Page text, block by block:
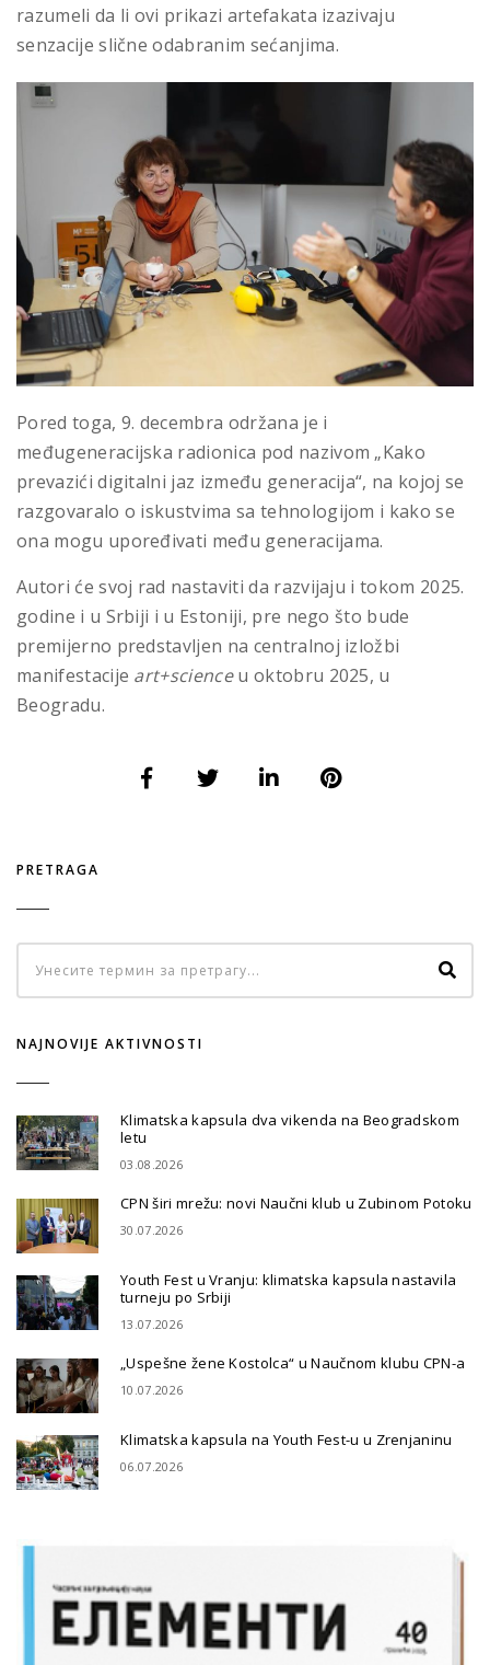
razumeli da li ovi prikazi artefakata izazivaju
senzacije slične odabranim sećanjima.
Pored toga, 9. decembra održana je i
međugeneracijska radionica pod nazivom „Kako
prevazići digitalni jaz između generacija“, na kojoj se
razgovaralo o iskustvima sa tehnologijom i kako se
ona mogu upoređivati među generacijama.
Autori će svoj rad nastaviti da razvijaju i tokom 2025.
godine i u Srbiji i u Estoniji, pre nego što bude
premijerno predstavljen na centralnoj izložbi
manifestacije art+scienceu oktobru 2025, u
Beogradu.
PRETRAGA
NAJNOVIJE AKTIVNOSTI
Klimatska kapsula dva vikenda na Beogradskom
letu
03.08.2026
CPN širi mrežu: novi Naučni klub u Zubinom Potoku
30.07.2026
Youth Fest u Vranju: klimatska kapsula nastavila
turneju po Srbiji
13.07.2026
„Uspešne žene Kostolca“ u Naučnom klubu CPN-a
10.07.2026
Klimatska kapsula na Youth Fest-u u Zrenjaninu
06.07.2026